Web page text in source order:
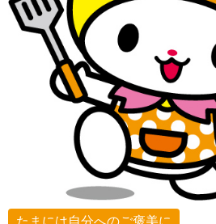
たまには自分へのご褒美に